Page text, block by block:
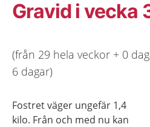
Gravid i vecka
(från 29 hela veckor + 0
6 dagar)
Fostret väger ungefär 1,4
kilo. Från och med nu kan